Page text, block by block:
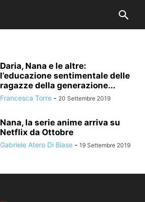
Daria, Nana e le altre:
l’educazione sentimentale delle
ragazze della generazione...
Francesca Torre - 20 Settembre 2019
Nana, la serie anime arriva su
Netflix da Ottobre
Gabriele Atero Di Biase - 19 Settembre 2019